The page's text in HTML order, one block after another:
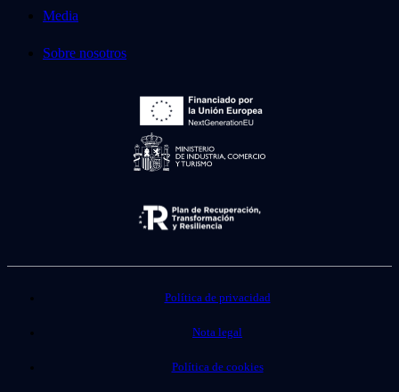
Media
Sobre nosotros
Política de privacidad
Nota legal
Política de cookies